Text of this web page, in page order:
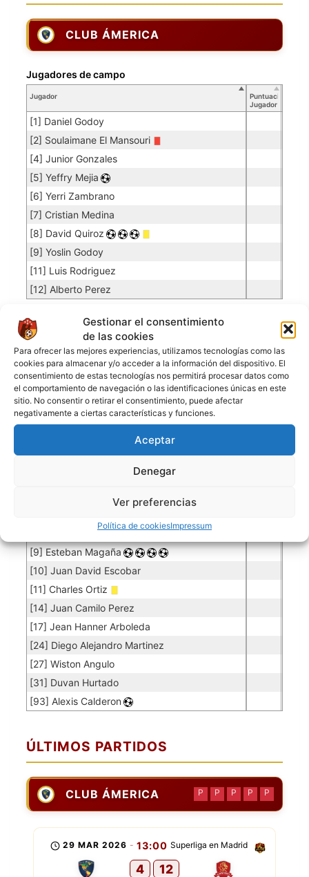
Gestionar el consentimiento
de las cookies
Para ofrecer las mejores experiencias, utilizamos tecnologías como las
cookies para almacenar y/o acceder a la información del dispositivo. El
consentimiento de estas tecnologías nos permitirá procesar datos como
el comportamiento de navegación o las identificaciones únicas en este
sitio. No consentir o retirar el consentimiento, puede afectar
negativamente a ciertas características y funciones.
Aceptar
Denegar
Ver preferencias
Política de cookiesImpressum
CLUB ÁMERICA
Jugador
Puntuación
Jugador
[1] Daniel Godoy
[2] Soulaimane El Mansouri
[4] Junior Gonzales
[5] Yeffry Mejia
[6] Yerri Zambrano
[7] Cristian Medina
[8] David Quiroz
[9] Yoslin Godoy
[11] Luis Rodriguez
[12] Alberto Perez
Jugadores de campo
Jugador
Puntuación
Jugador
Promedio Goles
Partidos
[12] Lucas Daniel Castro
Porteros
[9] Esteban Magaña
[10] Juan David Escobar
[11] Charles Ortiz
[14] Juan Camilo Perez
[17] Jean Hanner Arboleda
[24] Diego Alejandro Martinez
[27] Wiston Angulo
[31] Duvan Hurtado
[93] Alexis Calderon
ÚLTIMOS PARTIDOS
CLUB ÁMERICA P P P P P
Superliga en Madrid
29 MAR 2026 - 13:00
4 12